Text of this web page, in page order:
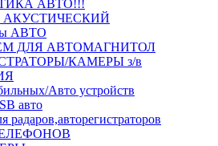
АВТО!!!
АКУСТИЧЕСКИЙ
АВТО
ДЛЯ АВТОМАГНИТОЛ
КАМЕРЫ з/в
Авто устройств
авто
радаров,авторегистраторов